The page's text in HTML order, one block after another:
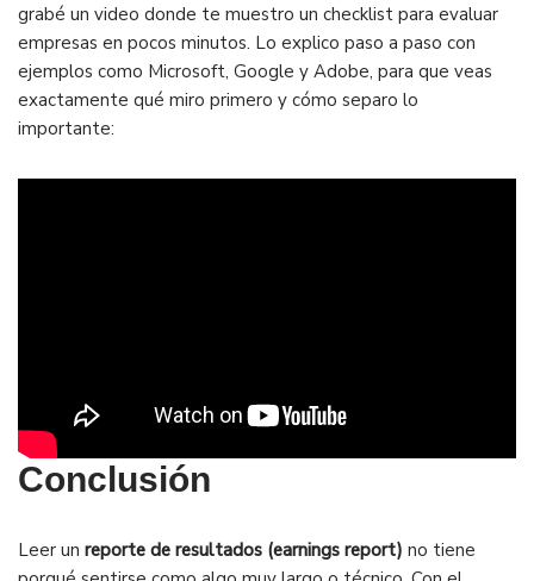
grabé un video donde te muestro un checklist para evaluar
empresas en pocos minutos. Lo explico paso a paso con
ejemplos como Microsoft, Google y Adobe, para que veas
exactamente qué miro primero y cómo separo lo
importante:
Conclusión
Leer un reporte de resultados (earnings report) no tiene